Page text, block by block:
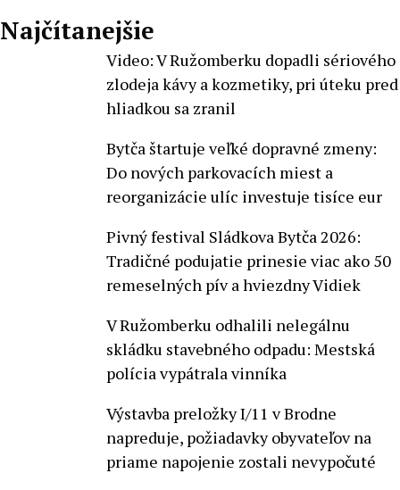
Najčítanejšie
Video: V Ružomberku dopadli sériového
zlodeja kávy a kozmetiky, pri úteku pred
hliadkou sa zranil
Bytča štartuje veľké dopravné zmeny:
Do nových parkovacích miest a
reorganizácie ulíc investuje tisíce eur
Pivný festival Sládkova Bytča 2026:
Tradičné podujatie prinesie viac ako 50
remeselných pív a hviezdny Vidiek
V Ružomberku odhalili nelegálnu
skládku stavebného odpadu: Mestská
polícia vypátrala vinníka
Výstavba preložky I/11 v Brodne
napreduje, požiadavky obyvateľov na
priame napojenie zostali nevypočuté